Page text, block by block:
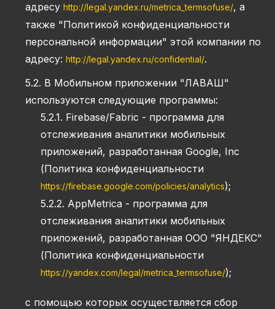
адресу http://legal.yandex.ru/metrica_termsofuse/, а
также "Политикой конфиденциальности
персональной информации" этой компании по
адресу: http://legal.yandex.ru/confidential/.
5.2. В Мобильном приложении "ЛАВАШ"
используются следующие программы:
5.2.1. Firebase/Fabric - программа для
отслеживания аналитики мобильных
приложений, разработанная Google, Inc
(Политика конфиденциальности
https://firebase.google.com/policies/analytics);
5.2.2. AppMetrica - программа для
отслеживания аналитики мобильных
приложений, разработанная ООО "ЯНДЕКС"
(Политика конфиденциальности
https://yandex.com/legal/metrica_termsofuse/);
c помощью которых осуществляется сбор